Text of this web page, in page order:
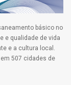
básico no
e qualidade de vida
e a cultura local.
507 cidades de